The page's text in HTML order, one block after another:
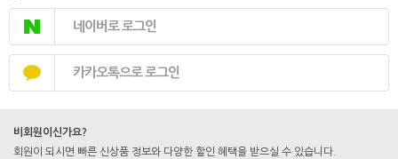
네이버로 로그인
카카오톡으로 로그인
비회원이신가요?
회원이 되시면 빠른 신상품 정보와 다양한 할인 혜택을 받으실 수 있습니다.